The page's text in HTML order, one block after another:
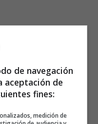
de navegación
aceptación de
fines:
medición de